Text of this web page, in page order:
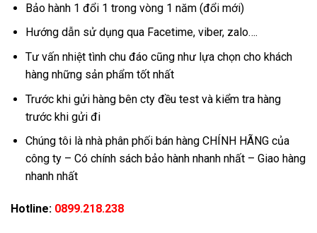
Bảo hành 1 đổi 1 trong vòng 1 năm (đổi mới)
Hướng dẫn sử dụng qua Facetime, viber, zalo….
Tư vấn nhiệt tình chu đáo cũng như lựa chọn cho khách
hàng những sản phẩm tốt nhất
Trước khi gửi hàng bên cty đều test và kiểm tra hàng
trước khi gửi đi
Chúng tôi là nhà phân phối bán hàng CHÍNH HÃNG của
công ty – Có chính sách bảo hành nhanh nhất – Giao hàng
nhanh nhất
Hotline: 0899.218.238